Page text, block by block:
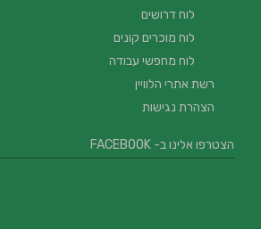
לוח דרושים
לוח מוכרים קונים
לוח מחפשי עבודה
רשת אתרי הלוויין
הצהרת נגישות
הצטרפו אלינו ב- FACEBOOK